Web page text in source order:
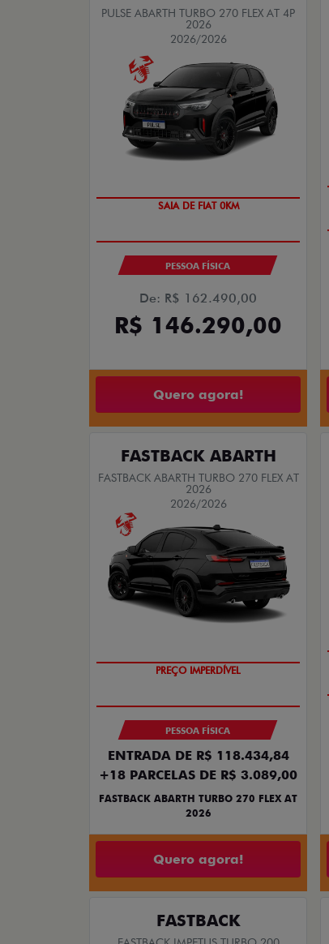
PULSE ABARTH TURBO 270 FLEX AT 4P
2026
2026/2026
SAIA DE FIAT 0KM
PESSOA FÍSICA
De: R$ 162.490,00
R$ 146.290,00
Quero agora!
FASTBACK ABARTH
FASTBACK ABARTH TURBO 270 FLEX AT
2026
2026/2026
PREÇO IMPERDÍVEL
PESSOA FÍSICA
ENTRADA DE R$ 118.434,84
+18 PARCELAS DE R$ 3.089,00
FASTBACK ABARTH TURBO 270 FLEX AT
2026
Quero agora!
FASTBACK